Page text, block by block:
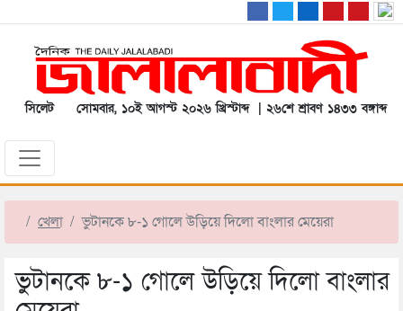
সিলেট সোমবার, ১০ই আগস্ট ২০২৬ খ্রিস্টাব্দ | ২৬শে শ্রাবণ ১৪৩৩ বঙ্গাব্দ
খেলা ভুটানকে ৮-১ গোলে উড়িয়ে দিলো বাংলার মেয়েরা
ভুটানকে ৮-১ গোলে উড়িয়ে দিলো বাংলার